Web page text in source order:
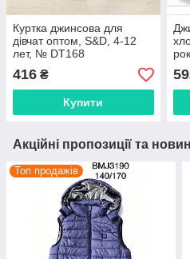
Куртка джинсова для
дівчат оптом, S&D, 4-12
лет, № DT168
416 ₴
Купити
Акційні пропозиції та
Топ продажів